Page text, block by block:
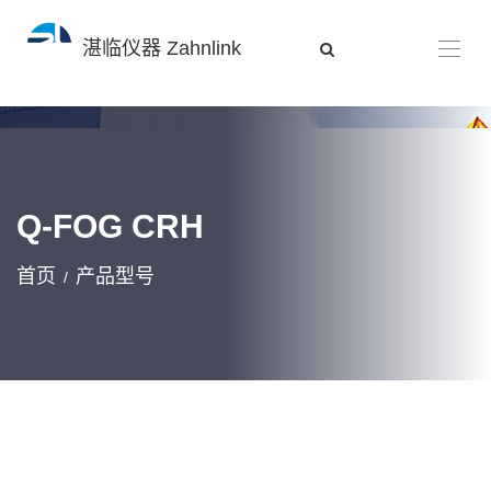
湛临仪器 Zahnlink
Q-FOG CRH
首页 产品型号